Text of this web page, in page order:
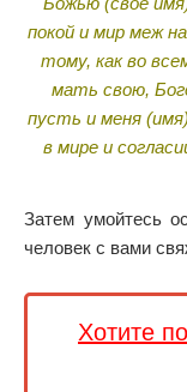
покой и мир меж
тому, как во
мать свою,
пусть и меня
в мире и
Затем умойтесь
человек с вами
Хотите